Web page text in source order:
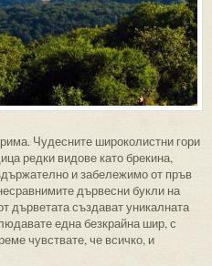
Чудесните широколистни гори
редки видове като брекина,
и забележимо от пръв
дървесни букли на
дърветата създават уникалната
една безкрайна шир, с
чувствате, че всичко, и